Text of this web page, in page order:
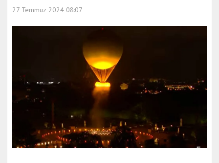
27 Temmuz 2024 08:07